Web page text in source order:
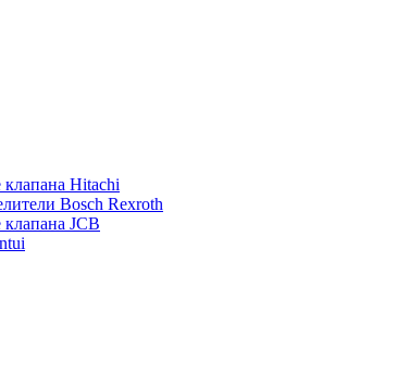
клапана Hitachi
Bosch Rexroth
клапана JCB